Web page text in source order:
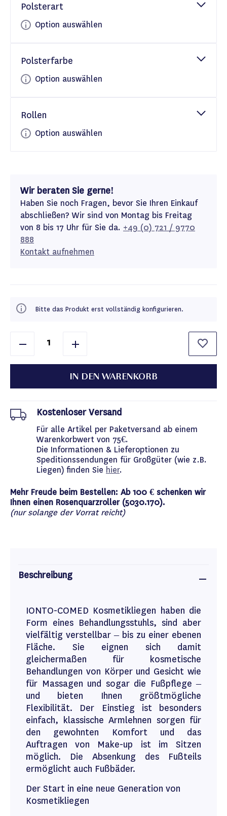
Polsterart
Option auswählen
Polsterfarbe
Option auswählen
Rollen
Option auswählen
Wir beraten Sie gerne!
Haben Sie noch Fragen, bevor Sie Ihren Einkauf
abschließen? Wir sind von Montag bis Freitag
von 8 bis 17 Uhr für Sie da. +49 (0) 721 / 9770
888
Kontakt aufnehmen
Bitte das Produkt erst vollständig konfigurieren.
IN DEN WARENKORB
Kostenloser Versand
Für alle Artikel per Paketversand ab einem
Warenkorbwert von 75€.
Die Informationen & Lieferoptionen zu
Speditionssendungen für Großgüter (wie z.B.
Liegen) finden Sie hier.
Mehr Freude beim Bestellen: Ab 100 € schenken wir
Ihnen einen Rosenquarzroller (5030.170).
(nur solange der Vorrat reicht)
Beschreibung
IONTO-COMED Kosmetikliegen haben die
Form eines Behandlungsstuhls, sind aber
vielfältig verstellbar – bis zu einer ebenen
Fläche. Sie eignen sich damit
gleichermaßen für kosmetische
Behandlungen von Körper und Gesicht wie
für Massagen und sogar die Fußpflege –
und bieten Ihnen größtmögliche
Flexibilität. Der Einstieg ist besonders
einfach, klassische Armlehnen sorgen für
den gewohnten Komfort und das
Auftragen von Make-up ist im Sitzen
möglich. Die Absenkung des Fußteils
ermöglicht auch Fußbäder.
Der Start in eine neue Generation von
Kosmetikliegen